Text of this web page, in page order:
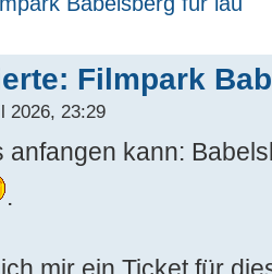
Filmpark
2026, 23:29
anfangen kann:
.